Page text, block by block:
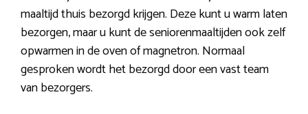
maaltijd thuis bezorgd krijgen. Deze kunt u warm laten
bezorgen, maar u kunt de seniorenmaaltijden ook zelf
opwarmen in de oven of magnetron. Normaal
gesproken wordt het bezorgd door een vast team
van bezorgers.